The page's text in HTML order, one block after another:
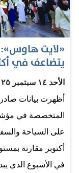
الشركاء
في تقديم أفضل
التطويرية التي
في مواصلة عمليات
أفضل الممارسات
والتحديثات ووضع
مختلف أشكال
التجارية، لتأكيد
لخدمات الشحن
سعيد بن أحمد بن
تطوير التشريعات
«لايت
يتضاعف في
الأحد ١٤ سبتمبر ٢٠٢٥
أظهرت بيانات
المتخصصة في
على السياحة
أكتوبر مقارنة